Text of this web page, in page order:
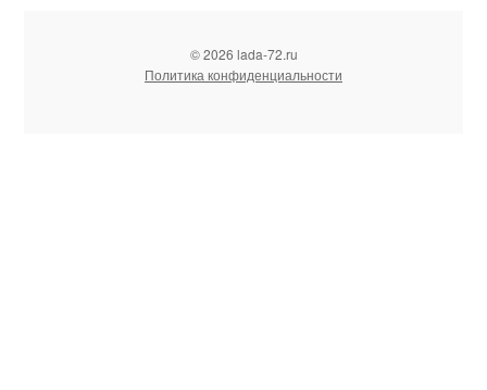
© 2026 lada-72.ru
Политика конфиденциальности